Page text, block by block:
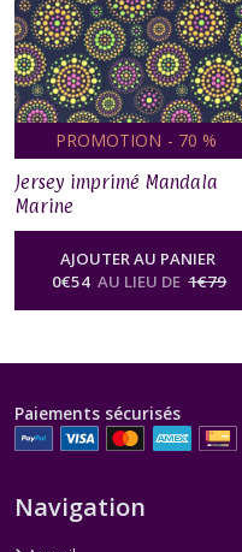
PROMOTION - 70 %
Jersey imprimé Mandala
Marine
AJOUTER AU PANIER
0€54 AU LIEU DE 1€79
Paiements sécurisés
Navigation